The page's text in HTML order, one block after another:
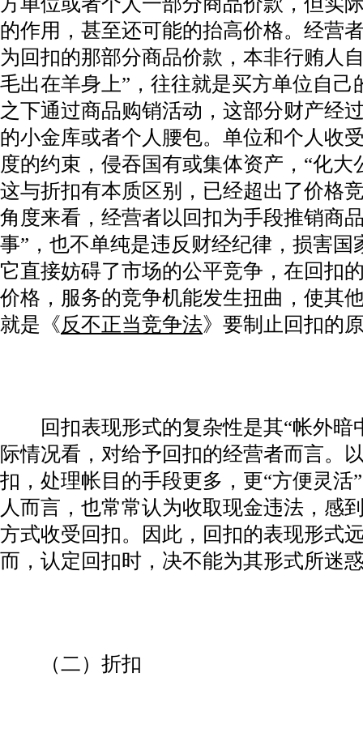
的作用，甚至还可能的抬高价格。经营
为回扣的那部分商品价款，本非行贿人
毛出在羊身上”，往往就是买方单位自
之下通过商品购销活动，这部分财产经
的小金库或者个人腰包。单位和个人收
度的约束，侵吞国有或集体资产，“化大
这与折扣有本质区别，已经超出了价格
角度来看，经营者以回扣为手段推销商
事”，也不单纯是违反财经纪律，损害
它直接妨碍了市场的公平竞争，在回扣
价格，服务的竞争机能发生扭曲，使其
就是《反不正当竞争法》要制止回扣的
回扣表现形式的复杂性是其“帐外暗
际情况看，对给予回扣的经营者而言。
扣，处理帐目的手段更多，更“方便灵活
人而言，也常常认为收取现金违法，感
方式收受回扣。因此，回扣的表现形式
而，认定回扣时，决不能为其形式所迷
（二）折扣